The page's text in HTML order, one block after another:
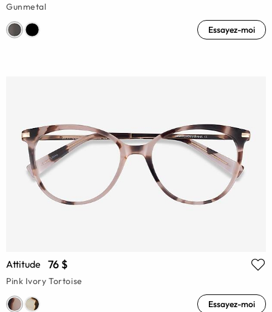
Gunmetal
Essayez-moi
Attitude 76 $
Pink Ivory Tortoise
Essayez-moi